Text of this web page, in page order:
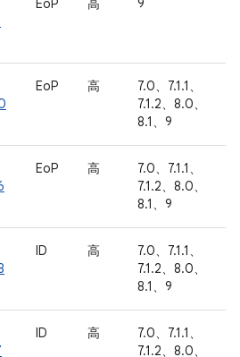
EoP 高 9
EoP 高
7.0、7.1.1、
7.1.2、8.0、
8.1、9
EoP 高
7.0、7.1.1、
7.1.2、8.0、
8.1、9
ID 高
7.0、7.1.1、
7.1.2、8.0、
8.1、9
ID 高
7.0、7.1.1、
7.1.2、8.0、